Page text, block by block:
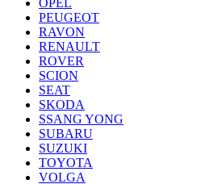
OPEL
PEUGEOT
RAVON
RENAULT
ROVER
SCION
SEAT
SKODA
SSANG YONG
SUBARU
SUZUKI
TOYOTA
VOLGA